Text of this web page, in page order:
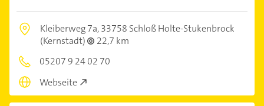
Kleiberweg 7a,33758 Schloß Holte-Stukenbrock
(Kernstadt)
22,7 km
05207 9 24 02 70
Webseite